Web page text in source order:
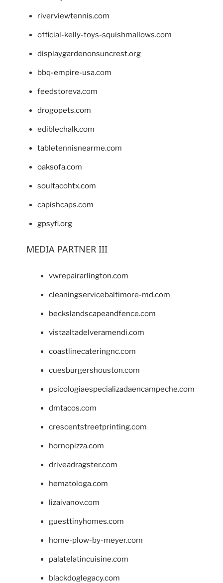
riverviewtennis.com
official-kelly-toys-squishmallows.com
displaygardenonsuncrest.org
bbq-empire-usa.com
feedstoreva.com
drogopets.com
ediblechalk.com
tabletennisnearme.com
oaksofa.com
soultacohtx.com
capishcaps.com
gpsyfl.org
MEDIA PARTNER III
vwrepairarlington.com
cleaningservicebaltimore-md.com
beckslandscapeandfence.com
vistaaltadelveramendi.com
coastlinecateringnc.com
cuesburgershouston.com
psicologiaespecializadaencampeche.com
dmtacos.com
crescentstreetprinting.com
hornopizza.com
driveadragster.com
hematologa.com
lizaivanov.com
guesttinyhomes.com
home-plow-by-meyer.com
palatelatincuisine.com
blackdoglegacy.com